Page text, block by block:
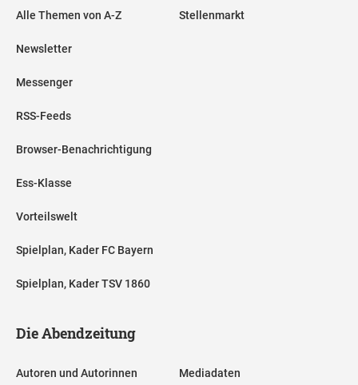
Alle Themen von A-Z
Newsletter
Messenger
RSS-Feeds
Browser-Benachrichtigung
Ess-Klasse
Vorteilswelt
Spielplan, Kader FC Bayern
Spielplan, Kader TSV 1860
Stellenmarkt
Die Abendzeitung
Autoren und Autorinnen Mediadaten